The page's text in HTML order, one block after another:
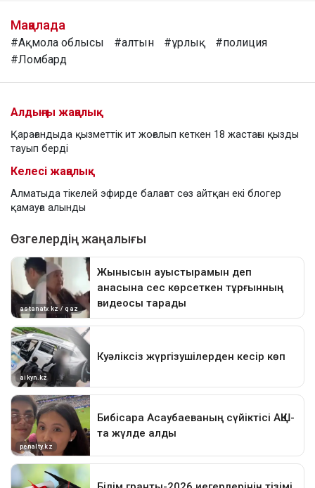
Мақалада
#Ақмола облысы #алтын #ұрлық
#полиция
#Ломбард
Алдыңғы жаңалық
Қарағандыда қызметтік ит жоғалып кеткен 18 жастағы қызды
тауып берді
Келесі жаңалық
Алматыда тікелей эфирде балағат сөз айтқан екі блогер
қамауға алынды